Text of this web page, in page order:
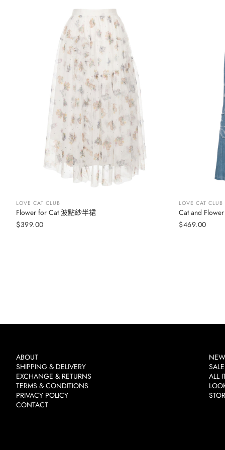
加入購物車
LOVE CAT CLUB
Flower for Cat 波點紗半裙
定
$399.00
LOVE CAT CLUB
Cat and
定
$469.00
ABOUT
SHIPPING & DELIVERY
EXCHANGE & RETURNS
TERMS & CONDITIONS
PRIVACY POLICY
CONTACT
SALE
ALL